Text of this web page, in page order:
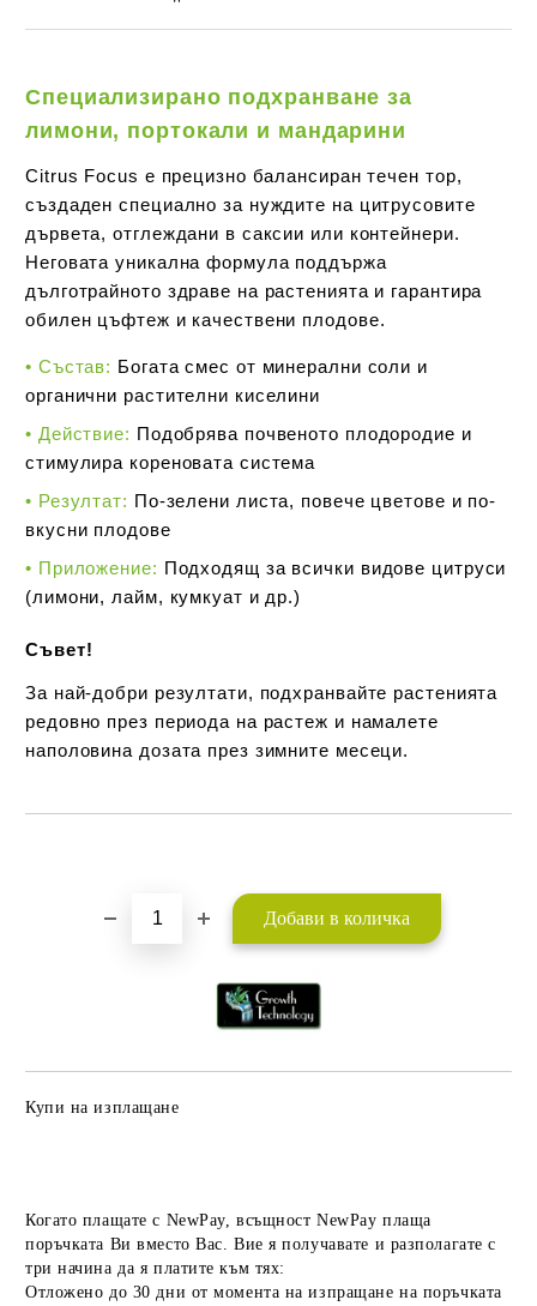
Специализирано подхранване за
лимони, портокали и мандарини
Citrus Focus е прецизно балансиран течен тор,
създаден специално за нуждите на цитрусовите
дървета, отглеждани в саксии или контейнери.
Неговата уникална формула поддържа
дълготрайното здраве на растенията и гарантира
обилен цъфтеж и качествени плодове.
• Състав: Богата смес от минерални соли и
органични растителни киселини
• Действие: Подобрява почвеното плодородие и
стимулира кореновата система
• Резултат: По-зелени листа, повече цветове и по-
вкусни плодове
• Приложение: Подходящ за всички видове цитруси
(лимони, лайм, кумкуат и др.)
Съвет!
За най-добри резултати, подхранвайте растенията
редовно през периода на растеж и намалете
наполовина дозата през зимните месеци.
Купи на изплащане
Когато плащате с NewPay, всъщност NewPay плаща
поръчката Ви вместо Вас. Вие я получавате и разполагате с
три начина да я платите към тях:
Отложено до 30 дни от момента на изпращане на поръчката